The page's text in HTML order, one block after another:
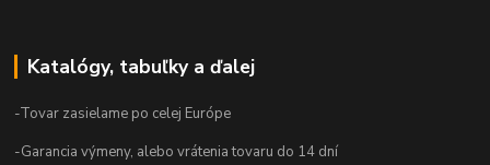
Katalógy, tabuľky a ďalej
-Tovar zasielame po celej Európe
-Garancia výmeny, alebo vrátenia tovaru do 14 dní